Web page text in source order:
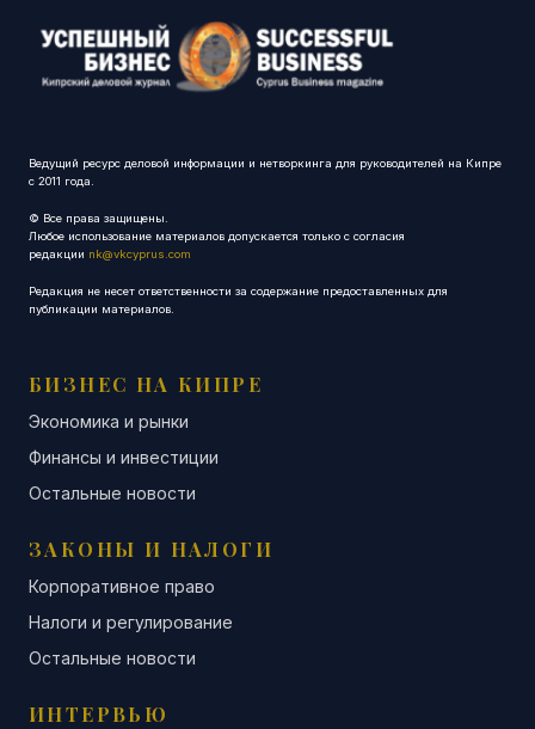
Ведущий ресурс деловой информации и нетворкинга для руководителей на Кипре
с 2011 года.
© Все права защищены.
Любое использование материалов допускается только с согласия
редакции nk@vkcyprus.com
Редакция не несет ответственности за содержание предоставленных для
публикации материалов.
БИЗНЕС НА КИПРЕ
Экономика и рынки
Финансы и инвестиции
Остальные новости
ЗАКОНЫ И НАЛОГИ
Корпоративное право
Налоги и регулирование
Остальные новости
ИНТЕРВЬЮ